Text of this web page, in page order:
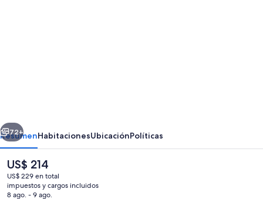
Siguiente
72+
ResumenHabitacionesUbicaciónPolíticas
El
precio
actual
es
US$ 214
US$ 229 en total
impuestos y cargos incluidos
8 ago. - 9 ago.